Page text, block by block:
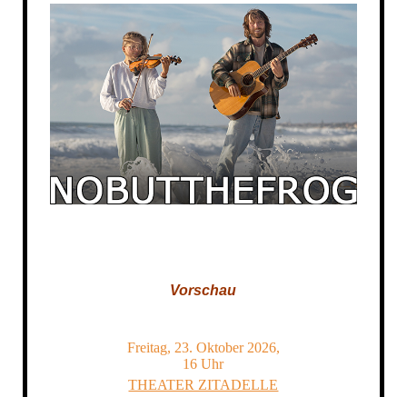
Vorschau
Freitag, 23. Oktober 2026,
16 Uhr
THEATER ZITADELLE